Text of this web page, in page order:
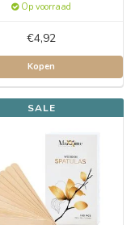
Op voorraad
€4,92
Kopen
SALE